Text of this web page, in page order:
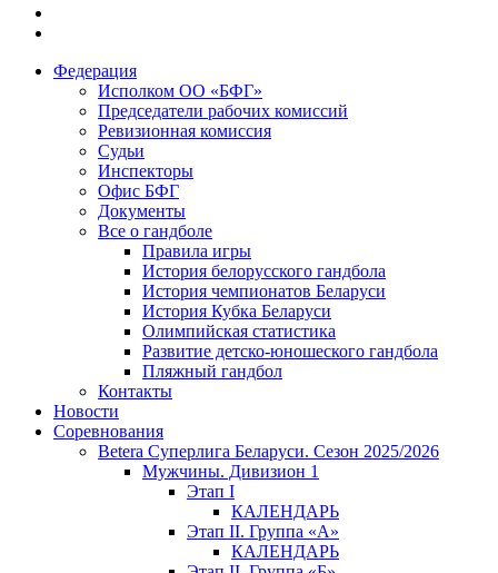
Федерация
Исполком ОО «БФГ»
Председатели рабочих комиссий
Ревизионная комиссия
Судьи
Инспекторы
Офис БФГ
Документы
Все о гандболе
Правила игры
История белорусского гандбола
История чемпионатов Беларуси
История Кубка Беларуси
Олимпийская статистика
Развитие детско-юношеского гандбола
Пляжный гандбол
Контакты
Новости
Соревнования
Betera Суперлига Беларуси. Сезон 2025/2026
Мужчины. Дивизион 1
Этап I
КАЛЕНДАРЬ
Этап II. Группа «А»
КАЛЕНДАРЬ